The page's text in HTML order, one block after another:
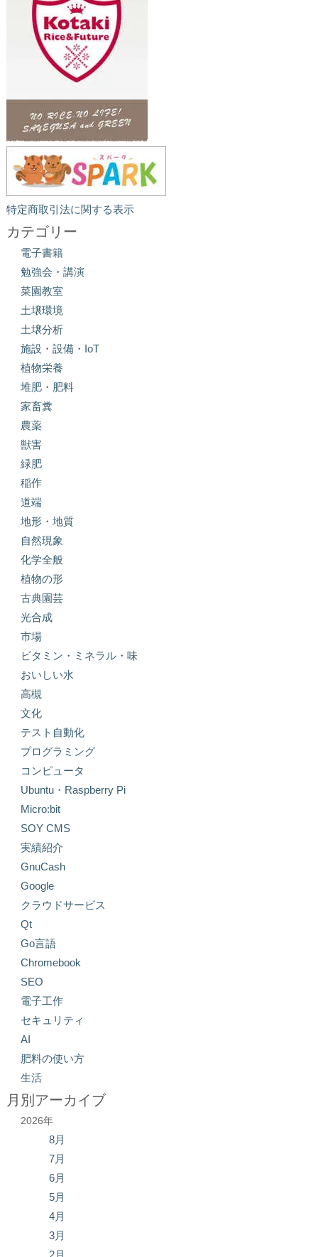
特定商取引法に関する表示
カテゴリー
電子書籍
勉強会・講演
菜園教室
土壌環境
土壌分析
施設・設備・IoT
植物栄養
堆肥・肥料
家畜糞
農薬
獣害
緑肥
稲作
道端
地形・地質
自然現象
化学全般
植物の形
古典園芸
光合成
市場
ビタミン・ミネラル・味
おいしい水
高槻
文化
テスト自動化
プログラミング
コンピュータ
Ubuntu・Raspberry Pi
Micro:bit
SOY CMS
実績紹介
GnuCash
Google
クラウドサービス
Qt
Go言語
Chromebook
SEO
電子工作
セキュリティ
AI
肥料の使い方
生活
月別アーカイブ
2026年
8月
7月
6月
5月
4月
3月